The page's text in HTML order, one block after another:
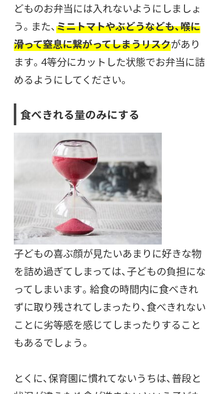
どものお弁当には入れないようにしましょ
う。また、ミニトマトやぶどうなども、喉に
滑って窒息に繋がってしまうリスクがあり
ます。4等分にカットした状態でお弁当に詰
めるようにしてください。
食べきれる量のみにする
子どもの喜ぶ顔が見たいあまりに好きな物
を詰め過ぎてしまっては、子どもの負担にな
ってしまいます。給食の時間内に食べきれ
ずに取り残されてしまったり、食べきれない
ことに劣等感を感じてしまったりすること
もあるでしょう。
とくに、保育園に慣れてないうちは、普段と